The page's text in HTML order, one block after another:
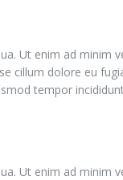
Ut enim ad minim
cillum dolore eu
tempor
Ut enim ad minim